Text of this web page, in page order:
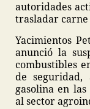
autoridades
trasladar carne
Yacimientos
anunció la
combustibles
de seguridad,
gasolina en
al sector